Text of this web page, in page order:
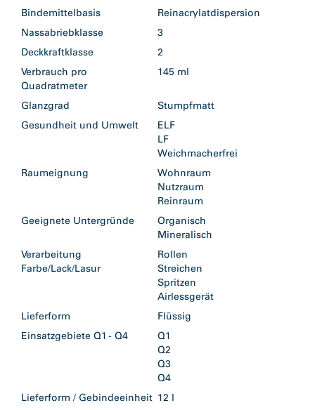
Bindemittelbasis
Reinacrylatdispersion
Nassabriebklasse
3
Deckkraftklasse
2
Verbrauch pro
Quadratmeter
145 ml
Glanzgrad
Stumpfmatt
Gesundheit und Umwelt
ELF
LF
Weichmacherfrei
Raumeignung
Wohnraum
Nutzraum
Reinraum
Geeignete Untergründe
Organisch
Mineralisch
Verarbeitung
Farbe/Lack/Lasur
Rollen
Streichen
Spritzen
Airlessgerät
Lieferform
Flüssig
Einsatzgebiete Q1 - Q4
Q1
Q2
Q3
Q4
Lieferform / Gebindeeinheit 12 l